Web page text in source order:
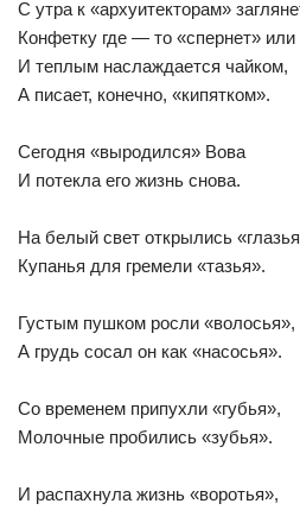
С утра к «архуитекторам»
Конфетку где — то «спернет» или
И теплым наслаждается чайком,
А писает, конечно, «кипятком».
Сегодня «выродился» Вова
И потекла его жизнь снова.
На белый свет открылись
Купанья для гремели «тазья».
Густым пушком росли «волосья»,
А грудь сосал он как «насосья».
Со временем припухли «губья»,
Молочные пробились «зубья».
И распахнула жизнь «воротья»,